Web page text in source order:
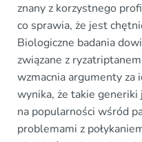
znany z korzystnego
co sprawia, że jest
Biologiczne badania
związane z
wzmacnia argumenty za
wynika, że takie
na popularności wśród
problemami z